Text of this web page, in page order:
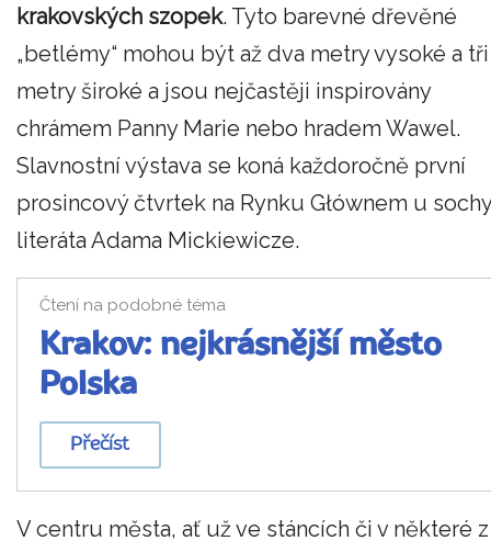
krakovských szopek. Tyto barevné dřevěné
„betlémy“ mohou být až dva metry vysoké a tři
metry široké a jsou nejčastěji inspirovány
chrámem Panny Marie nebo hradem Wawel.
Slavnostní výstava se koná každoročně první
prosincový čtvrtek na Rynku Głównem u sochy
literáta Adama Mickiewicze.
Čtení na podobné téma
Krakov: nejkrásnější město
Polska
Přečíst
V centru města, ať už ve stáncích či v některé z